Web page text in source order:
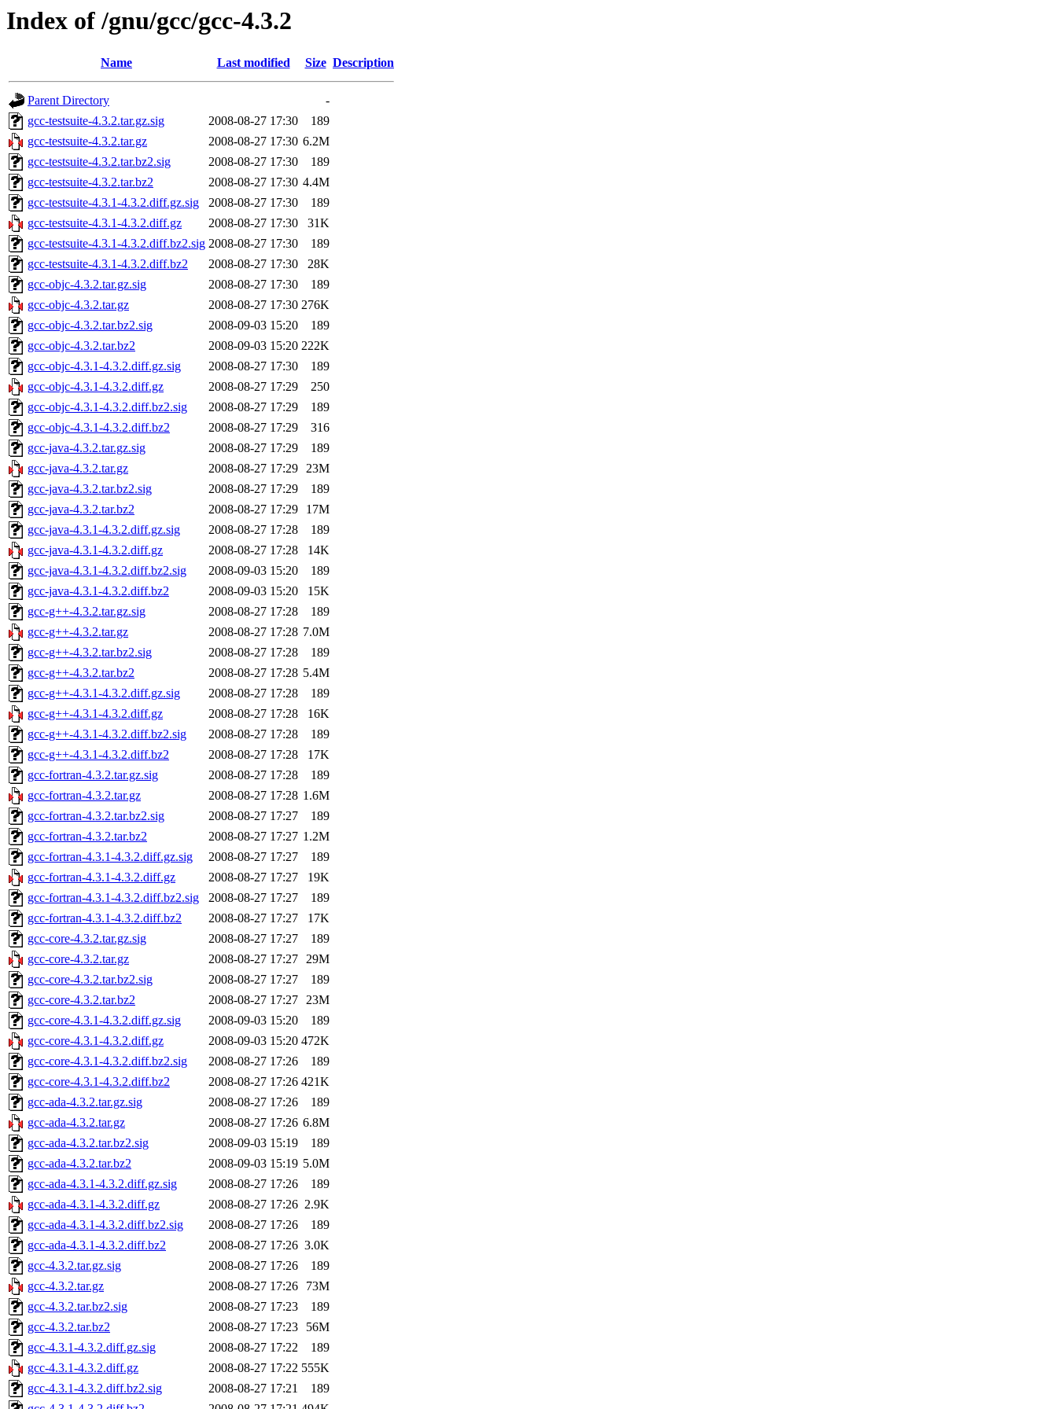
Index of /gnu/gcc/gcc-4.3.2
Name Last modified Size Description
Parent Directory
-
gcc-testsuite-4.3.2.tar.gz.sig
2008-08-27 17:30
189
gcc-testsuite-4.3.2.tar.gz
2008-08-27 17:30 6.2M
gcc-testsuite-4.3.2.tar.bz2.sig
2008-08-27 17:30
189
gcc-testsuite-4.3.2.tar.bz2
2008-08-27 17:30 4.4M
gcc-testsuite-4.3.1-4.3.2.diff.gz.sig
2008-08-27 17:30
189
gcc-testsuite-4.3.1-4.3.2.diff.gz
2008-08-27 17:30
31K
gcc-testsuite-4.3.1-4.3.2.diff.bz2.sig 2008-08-27 17:30
189
gcc-testsuite-4.3.1-4.3.2.diff.bz2
2008-08-27 17:30
28K
gcc-objc-4.3.2.tar.gz.sig
2008-08-27 17:30
189
gcc-objc-4.3.2.tar.gz
2008-08-27 17:30 276K
gcc-objc-4.3.2.tar.bz2.sig
2008-09-03 15:20
189
gcc-objc-4.3.2.tar.bz2
2008-09-03 15:20 222K
gcc-objc-4.3.1-4.3.2.diff.gz.sig
2008-08-27 17:30
189
gcc-objc-4.3.1-4.3.2.diff.gz
2008-08-27 17:29
250
gcc-objc-4.3.1-4.3.2.diff.bz2.sig
2008-08-27 17:29
189
gcc-objc-4.3.1-4.3.2.diff.bz2
2008-08-27 17:29
316
gcc-java-4.3.2.tar.gz.sig
2008-08-27 17:29
189
gcc-java-4.3.2.tar.gz
2008-08-27 17:29 23M
gcc-java-4.3.2.tar.bz2.sig
2008-08-27 17:29
189
gcc-java-4.3.2.tar.bz2
2008-08-27 17:29
17M
gcc-java-4.3.1-4.3.2.diff.gz.sig
2008-08-27 17:28
189
gcc-java-4.3.1-4.3.2.diff.gz
2008-08-27 17:28
14K
gcc-java-4.3.1-4.3.2.diff.bz2.sig
2008-09-03 15:20
189
gcc-java-4.3.1-4.3.2.diff.bz2
2008-09-03 15:20
15K
gcc-g++-4.3.2.tar.gz.sig
2008-08-27 17:28
189
gcc-g++-4.3.2.tar.gz
2008-08-27 17:28 7.0M
gcc-g++-4.3.2.tar.bz2.sig
2008-08-27 17:28
189
gcc-g++-4.3.2.tar.bz2
2008-08-27 17:28 5.4M
gcc-g++-4.3.1-4.3.2.diff.gz.sig
2008-08-27 17:28
189
gcc-g++-4.3.1-4.3.2.diff.gz
2008-08-27 17:28
16K
gcc-g++-4.3.1-4.3.2.diff.bz2.sig
2008-08-27 17:28
189
gcc-g++-4.3.1-4.3.2.diff.bz2
2008-08-27 17:28
17K
gcc-fortran-4.3.2.tar.gz.sig
2008-08-27 17:28
189
gcc-fortran-4.3.2.tar.gz
2008-08-27 17:28 1.6M
gcc-fortran-4.3.2.tar.bz2.sig
2008-08-27 17:27
189
gcc-fortran-4.3.2.tar.bz2
2008-08-27 17:27 1.2M
gcc-fortran-4.3.1-4.3.2.diff.gz.sig
2008-08-27 17:27
189
gcc-fortran-4.3.1-4.3.2.diff.gz
2008-08-27 17:27
19K
gcc-fortran-4.3.1-4.3.2.diff.bz2.sig
2008-08-27 17:27
189
gcc-fortran-4.3.1-4.3.2.diff.bz2
2008-08-27 17:27
17K
gcc-core-4.3.2.tar.gz.sig
2008-08-27 17:27
189
gcc-core-4.3.2.tar.gz
2008-08-27 17:27 29M
gcc-core-4.3.2.tar.bz2.sig
2008-08-27 17:27
189
gcc-core-4.3.2.tar.bz2
2008-08-27 17:27 23M
gcc-core-4.3.1-4.3.2.diff.gz.sig
2008-09-03 15:20
189
gcc-core-4.3.1-4.3.2.diff.gz
2008-09-03 15:20 472K
gcc-core-4.3.1-4.3.2.diff.bz2.sig
2008-08-27 17:26
189
gcc-core-4.3.1-4.3.2.diff.bz2
2008-08-27 17:26 421K
gcc-ada-4.3.2.tar.gz.sig
2008-08-27 17:26
189
gcc-ada-4.3.2.tar.gz
2008-08-27 17:26 6.8M
gcc-ada-4.3.2.tar.bz2.sig
2008-09-03 15:19
189
gcc-ada-4.3.2.tar.bz2
2008-09-03 15:19 5.0M
gcc-ada-4.3.1-4.3.2.diff.gz.sig
2008-08-27 17:26
189
gcc-ada-4.3.1-4.3.2.diff.gz
2008-08-27 17:26 2.9K
gcc-ada-4.3.1-4.3.2.diff.bz2.sig
2008-08-27 17:26
189
gcc-ada-4.3.1-4.3.2.diff.bz2
2008-08-27 17:26 3.0K
gcc-4.3.2.tar.gz.sig
2008-08-27 17:26
189
gcc-4.3.2.tar.gz
2008-08-27 17:26
73M
gcc-4.3.2.tar.bz2.sig
2008-08-27 17:23
189
gcc-4.3.2.tar.bz2
2008-08-27 17:23
56M
gcc-4.3.1-4.3.2.diff.gz.sig
2008-08-27 17:22
189
gcc-4.3.1-4.3.2.diff.gz
2008-08-27 17:22 555K
gcc-4.3.1-4.3.2.diff.bz2.sig
2008-08-27 17:21
189